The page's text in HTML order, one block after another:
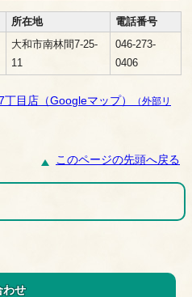
所在地
電話番号
大和市南林間7-25-
11
046-273-
0406
目店（Googleマップ）
（外部リ
このページの先頭へ戻る
わせ